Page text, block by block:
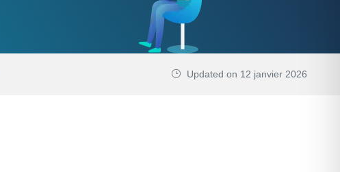
Updated on 12 janvier 2026